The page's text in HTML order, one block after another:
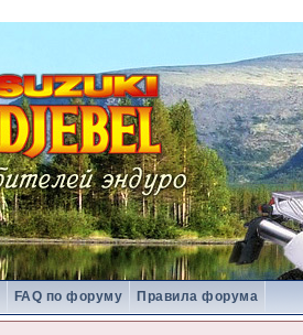
FAQ по форуму Правила форума